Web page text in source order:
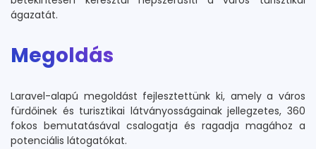
ágazatát.
Megoldás
Laravel-alapú megoldást fejlesztettünk ki, amely a város
fürdőinek és turisztikai látványosságainak jellegzetes, 360
fokos bemutatásával csalogatja és ragadja magához a
potenciális látogatókat.